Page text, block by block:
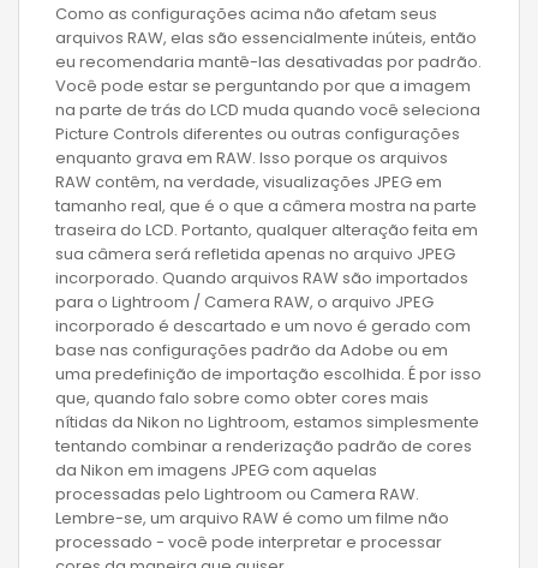
Como as configurações acima não afetam seus
arquivos RAW, elas são essencialmente inúteis, então
eu recomendaria mantê-las desativadas por padrão.
Você pode estar se perguntando por que a imagem
na parte de trás do LCD muda quando você seleciona
Picture Controls diferentes ou outras configurações
enquanto grava em RAW. Isso porque os arquivos
RAW contêm, na verdade, visualizações JPEG em
tamanho real, que é o que a câmera mostra na parte
traseira do LCD. Portanto, qualquer alteração feita em
sua câmera será refletida apenas no arquivo JPEG
incorporado. Quando arquivos RAW são importados
para o Lightroom / Camera RAW, o arquivo JPEG
incorporado é descartado e um novo é gerado com
base nas configurações padrão da Adobe ou em
uma predefinição de importação escolhida. É por isso
que, quando falo sobre como obter cores mais
nítidas da Nikon no Lightroom, estamos simplesmente
tentando combinar a renderização padrão de cores
da Nikon em imagens JPEG com aquelas
processadas pelo Lightroom ou Camera RAW.
Lembre-se, um arquivo RAW é como um filme não
processado - você pode interpretar e processar